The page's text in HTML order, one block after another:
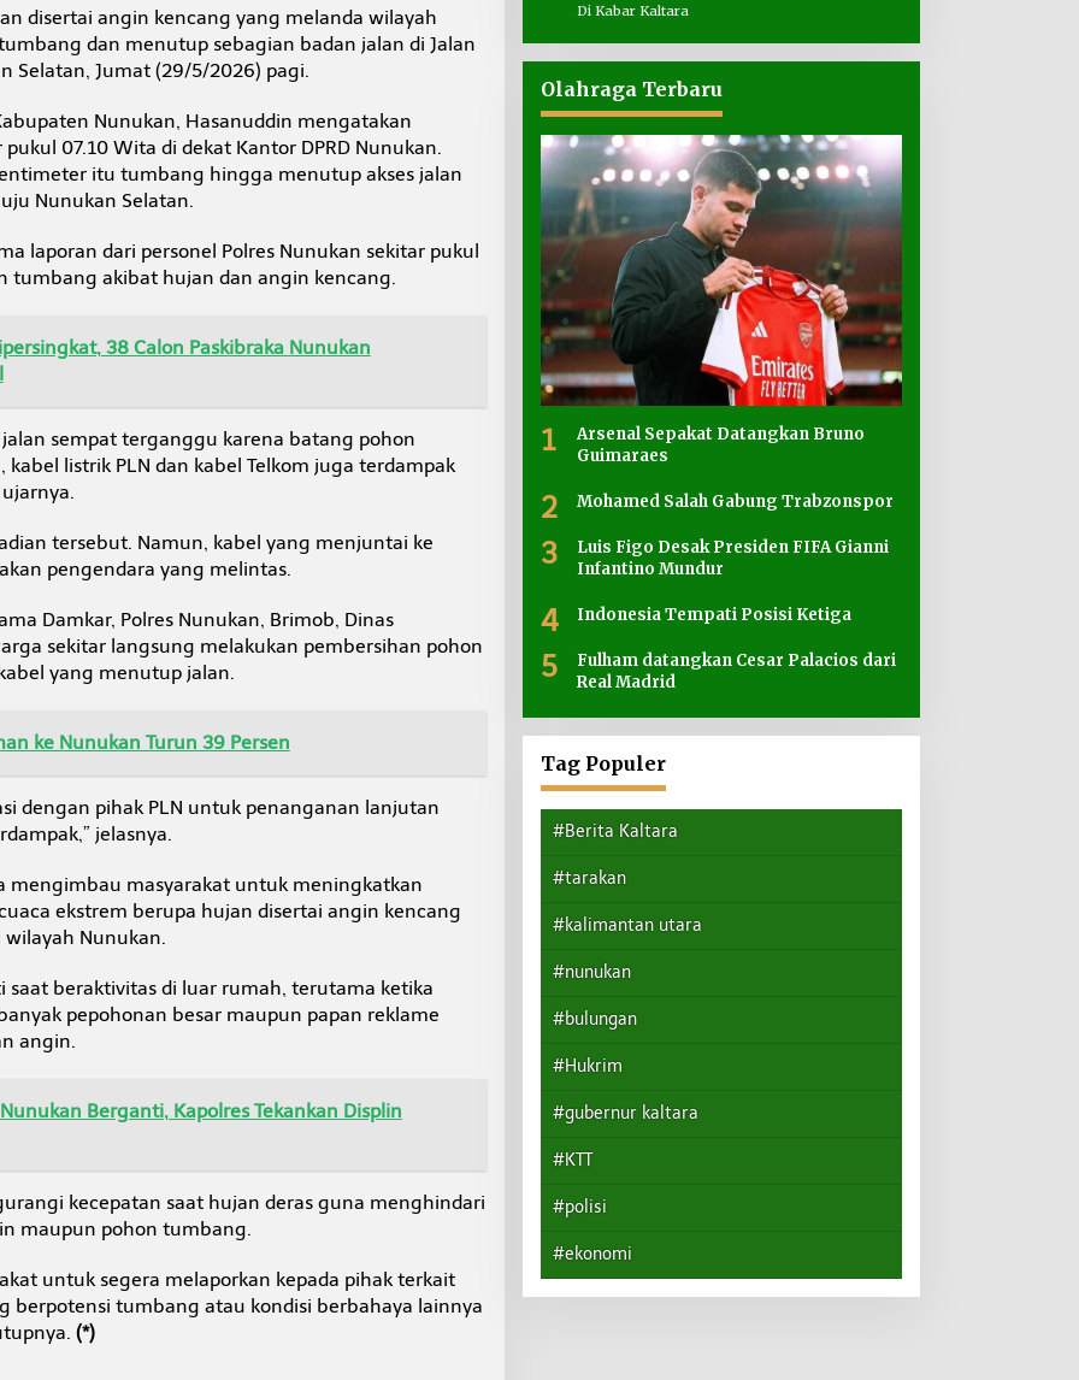
disertai angin kencang yang melanda wilayah
dan menutup sebagian badan jalan di Jalan
Selatan, Jumat (29/5/2026) pagi.
Nunukan, Hasanuddin mengatakan
07.10 Wita di dekat Kantor DPRD Nunukan.
itu tumbang hingga menutup akses jalan
Nunukan Selatan.
laporan dari personel Polres Nunukan sekitar pukul
tumbang akibat hujan dan angin kencang.
38 Calon Paskibraka Nunukan
sempat terganggu karena batang pohon
listrik PLN dan kabel Telkom juga terdampak
tersebut. Namun, kabel yang menjuntai ke
pengendara yang melintas.
Damkar, Polres Nunukan, Brimob, Dinas
sekitar langsung melakukan pembersihan pohon
yang menutup jalan.
ke Nunukan Turun 39 Persen
dengan pihak PLN untuk penanganan lanjutan
jelasnya.
mengimbau masyarakat untuk meningkatkan
ekstrem berupa hujan disertai angin kencang
Nunukan.
beraktivitas di luar rumah, terutama ketika
pepohonan besar maupun papan reklame
angin.
Nunukan Berganti, Kapolres Tekankan Displin
kecepatan saat hujan deras guna menghindari
maupun pohon tumbang.
untuk segera melaporkan kepada pihak terkait
berpotensi tumbang atau kondisi berbahaya lainnya
(*)
Di Kabar Kaltara
Olahraga Terbaru
1
Arsenal Sepakat Datangkan Bruno
Guimaraes
2 Mohamed Salah Gabung Trabzonspor
3
Luis Figo Desak Presiden FIFA Gianni
Infantino Mundur
4 Indonesia Tempati Posisi Ketiga
5
Fulham datangkan Cesar Palacios dari
Real Madrid
Tag Populer
#Berita Kaltara
#tarakan
#kalimantan utara
#nunukan
#bulungan
#Hukrim
#gubernur kaltara
#KTT
#polisi
#ekonomi